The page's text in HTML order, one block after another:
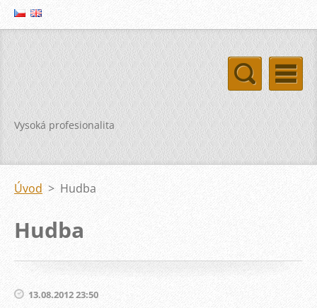
Vysoká profesionalita
Úvod > Hudba
Hudba
13.08.2012 23:50